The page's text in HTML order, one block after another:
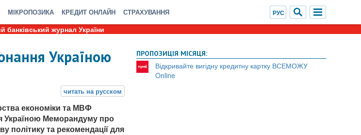
МІКРОПОЗИКА КРЕДИТ ОНЛАЙН СТРАХУВАННЯ
банківський журнал України
Україною
економіки та МВФ
Україною Меморандуму про
політику та рекомендації для
ПРОПОЗИЦІЯ МІСЯЦЯ:
Відкривайте вигідну кредитну картку ВСЕМОЖУ
Online